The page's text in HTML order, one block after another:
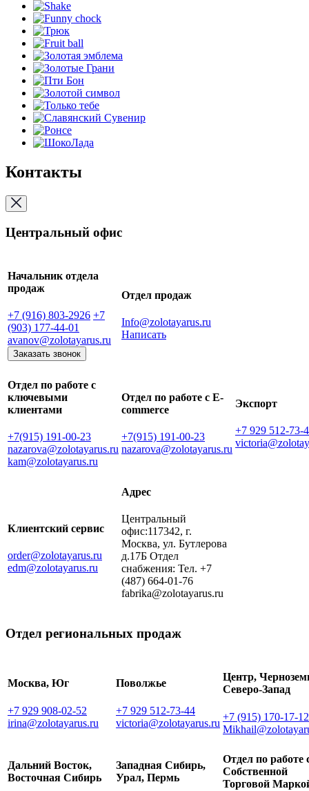
Контакты
Центральный офис
Начальник отдела
продаж
+7 (916) 803-2926 +7
(903) 177-44-01
avanov@zolotayarus.ru
Заказать звонок
Отдел продаж
Info@zolotayarus.ru
Написать
Отдел по работе с
ключевыми
клиентами
+7(915) 191-00-23
nazarova@zolotayarus.ru
kam@zolotayarus.ru
Отдел по работе с E-
commerce
+7(915) 191-00-23
nazarova@zolotayarus.ru
Экспорт
+7 929 512-73-
Клиентский сервис
order@zolotayarus.ru
edm@zolotayarus.ru
Адрес
Центральный
офис:117342, г.
Москва, ул. Бутлерова
д.17Б Отдел
снабжения: Тел. +7
(487) 664-01-76
fabrika@zolotayarus.ru
Отдел региональных продаж
Москва, Юг
+7 929 908-02-52
irina@zolotayarus.ru
Поволжье
+7 929 512-73-44
victoria@zolotayarus.ru
Центр,
Северо-Запад
+7 (915) 170-17-12
Дальний Восток,
Восточная Сибирь
Западная Сибирь,
Урал, Пермь
Отдел по работе
Собственной
Торговой